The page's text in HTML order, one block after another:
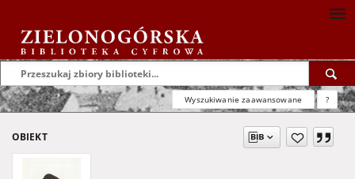
Wyszukiwanie zaawansowane ?
OBIEKT